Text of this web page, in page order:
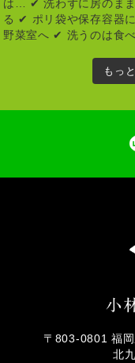
もっ
〒803-0801 福
北